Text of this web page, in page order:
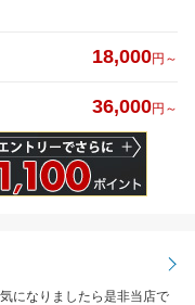
18,000円～
36,000円～
になりましたら是非当店で